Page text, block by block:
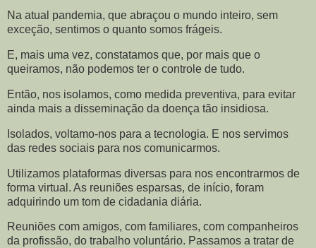
Na atual pandemia, que abraçou o mundo inteiro, sem
exceção, sentimos o quanto somos frágeis.
E, mais uma vez, constatamos que, por mais que o
queiramos, não podemos ter o controle de tudo.
Então, nos isolamos, como medida preventiva, para evitar
ainda mais a disseminação da doença tão insidiosa.
Isolados, voltamo-nos para a tecnologia. E nos servimos
das redes sociais para nos comunicarmos.
Utilizamos plataformas diversas para nos encontrarmos de
forma virtual. As reuniões esparsas, de início, foram
adquirindo um tom de cidadania diária.
Reuniões com amigos, com familiares, com companheiros
da profissão, do trabalho voluntário. Passamos a tratar de